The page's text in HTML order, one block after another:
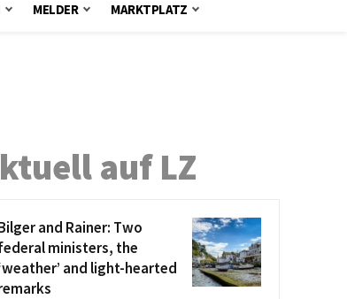
MELDER MARKTPLATZ
auf LZ
and Rainer: Two
ministers, the
and light-hearted